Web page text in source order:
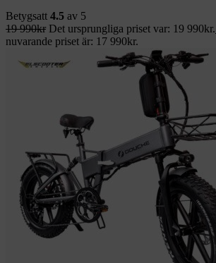
Betygsatt 4.5 av 5
19 990kr Det ursprungliga priset var: 19 990kr.
nuvarande priset är: 17 990kr.